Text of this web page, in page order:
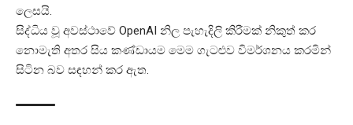
ලෙසයි.
සිද්ධිය වූ අවස්ථාවේ OpenAI නිල පැහැදිලි කිරීමක් නිකුත් කර
නොමැති අතර සිය කණ්ඩායම මෙම ගැටළුව විමර්ශනය කරමින්
සිටින බව සඳහන් කර ඇත.